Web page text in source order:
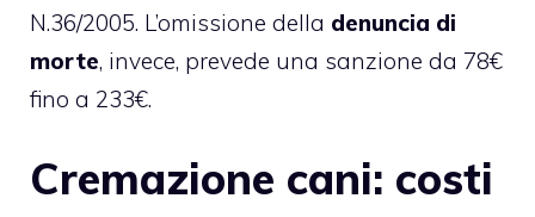
N.36/2005. L’omissione della denuncia di
morte, invece, prevede una sanzione da 78€
fino a 233€.
Cremazione cani: costi